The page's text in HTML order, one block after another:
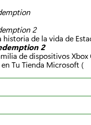
2
historia de la vida de
2
de dispositivos
Tu Tienda Microsoft (